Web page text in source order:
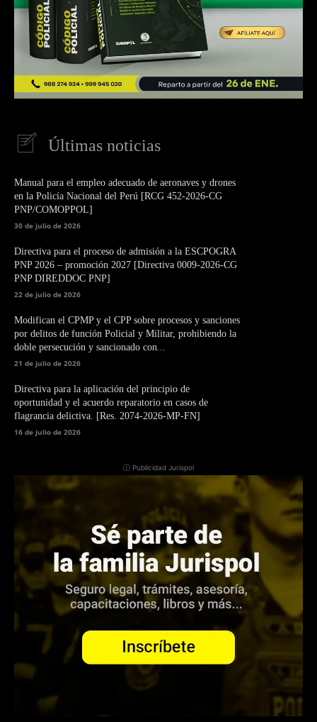
Últimas noticias
Manual para el empleo adecuado de aeronaves y drones
en la Policía Nacional del Perú [RCG 452-2026-CG
PNP/COMOPPOL]
30 de julio de 2026
Directiva para el proceso de admisión a la ESCPOGRA
PNP 2026 – promoción 2027 [Directiva 0009-2026-CG
PNP DIREDDOC PNP]
22 de julio de 2026
Modifican el CPMP y el CPP sobre procesos y sanciones
por delitos de función Policial y Militar, prohibiendo la
doble persecución y sancionado con...
21 de julio de 2026
Directiva para la aplicación del principio de
oportunidad y el acuerdo reparatorio en casos de
flagrancia delictiva. [Res. 2074-2026-MP-FN]
16 de julio de 2026
ⓘ Publicidad Jurispol